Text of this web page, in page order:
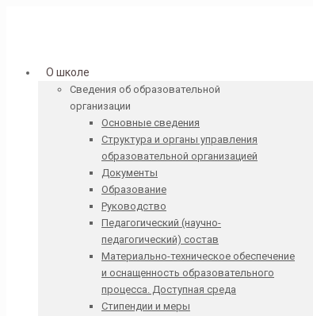
О школе
Сведения об образовательной
организации
Основные сведения
Структура и органы управления
образовательной организацией
Документы
Образование
Руководство
Педагогический (научно-
педагогический) состав
Материально-техническое обеспечение
и оснащенность образовательного
процесса. Доступная среда
Стипендии и меры